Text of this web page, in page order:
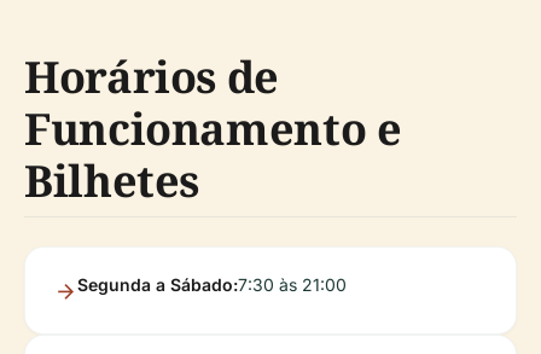
Horários de
Funcionamento e
Bilhetes
Segunda a Sábado:7:30 às 21:00